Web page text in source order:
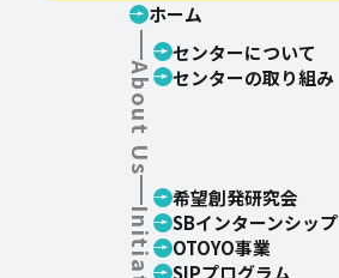
ホーム
About Us
センターについて
センターの取り組み
希望創発研究会
SBインターンシップ
OTOYO事業